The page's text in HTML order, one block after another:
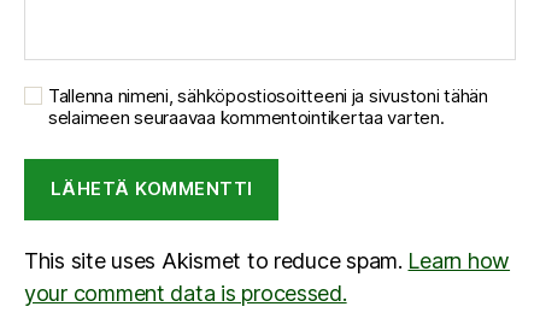
Tallenna nimeni, sähköpostiosoitteeni ja sivustoni tähän
selaimeen seuraavaa kommentointikertaa varten.
This site uses Akismet to reduce spam. Learn how
your comment data is processed.